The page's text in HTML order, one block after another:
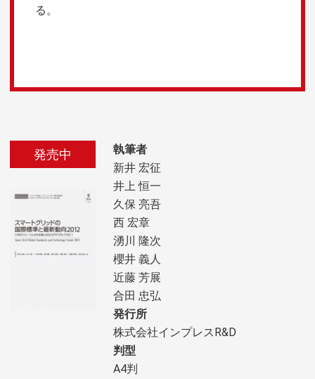
る。
発売中
執筆者
新井 宏征
井上 恒一
久保 亮吾
西 宏章
湧川 隆次
櫻井 義人
近藤 芳展
合田 忠弘
発行所
株式会社インプレスR&D
判型
A4判